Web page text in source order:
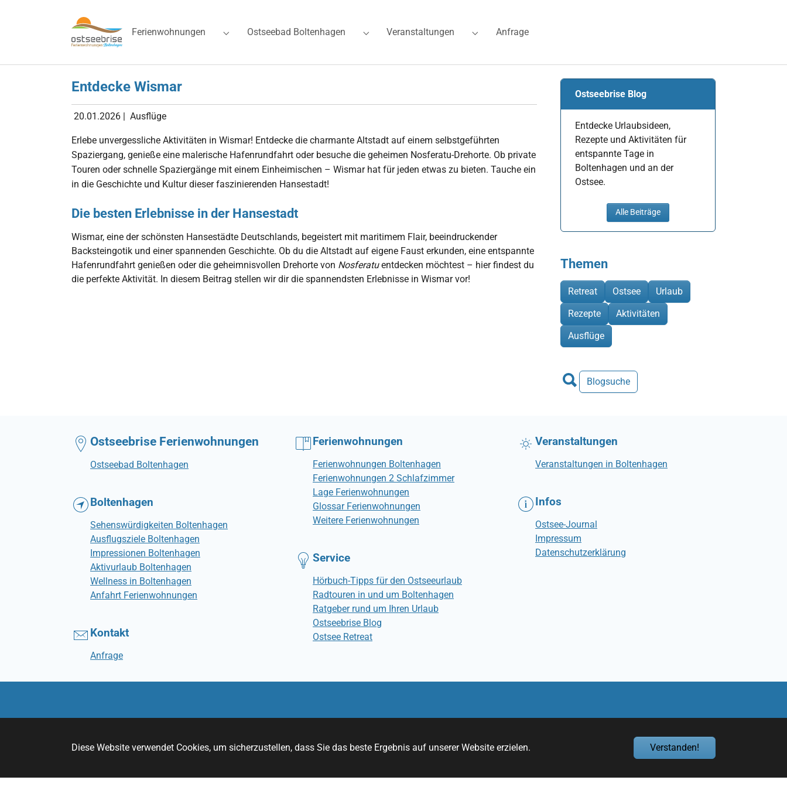
Diese Website verwendet Cookies, um sicherzustellen, dass Sie das beste Ergebnis auf unserer Website erzielen. Verstanden!
Ferienwohnungen
Submenu for "Ferienwohnungen"
Ostseebad Boltenhagen
Submenu for "Ostseebad Boltenhagen"
Veranstaltungen
Submenu for "Veranstaltungen"
Anfrage
Entdecke Wismar
20.01.2026 | Ausflüge
Erlebe unvergessliche Aktivitäten in Wismar! Entdecke die charmante Altstadt auf einem selbstgeführten
Spaziergang, genieße eine malerische Hafenrundfahrt oder besuche die geheimen Nosferatu-Drehorte. Ob private
Touren oder schnelle Spaziergänge mit einem Einheimischen – Wismar hat für jeden etwas zu bieten. Tauche ein
in die Geschichte und Kultur dieser faszinierenden Hansestadt!
Die besten Erlebnisse in der Hansestadt
Wismar, eine der schönsten Hansestädte Deutschlands, begeistert mit maritimem Flair, beeindruckender
Backsteingotik und einer spannenden Geschichte. Ob du die Altstadt auf eigene Faust erkunden, eine entspannte
Hafenrundfahrt genießen oder die geheimnisvollen Drehorte von Nosferatuentdecken möchtest – hier findest du
die perfekte Aktivität. In diesem Beitrag stellen wir dir die spannendsten Erlebnisse in Wismar vor!
Ostseebrise Blog
Entdecke Urlaubsideen,
Rezepte und Aktivitäten für
entspannte Tage in
Boltenhagen und an der
Ostsee.
Alle Beiträge
Themen
Retreat Ostsee
Urlaub
Rezepte
Aktivitäten
Ausflüge
Blogsuche
Ostseebrise Ferienwohnungen
Ostseebad Boltenhagen
Boltenhagen
Sehenswürdigkeiten Boltenhagen
Ausflugsziele Boltenhagen
Impressionen Boltenhagen
Aktivurlaub Boltenhagen
Wellness in Boltenhagen
Anfahrt Ferienwohnungen
Kontakt
Anfrage
Ferienwohnungen
Ferienwohnungen Boltenhagen
Ferienwohnungen 2 Schlafzimmer
Lage Ferienwohnungen
Glossar Ferienwohnungen
Weitere Ferienwohnungen
Service
Hörbuch-Tipps für den Ostseeurlaub
Radtouren in und um Boltenhagen
Ratgeber rund um Ihren Urlaub
Ostseebrise Blog
Ostsee Retreat
Veranstaltungen
Veranstaltungen in Boltenhagen
Infos
Ostsee-Journal
Impressum
Datenschutzerklärung